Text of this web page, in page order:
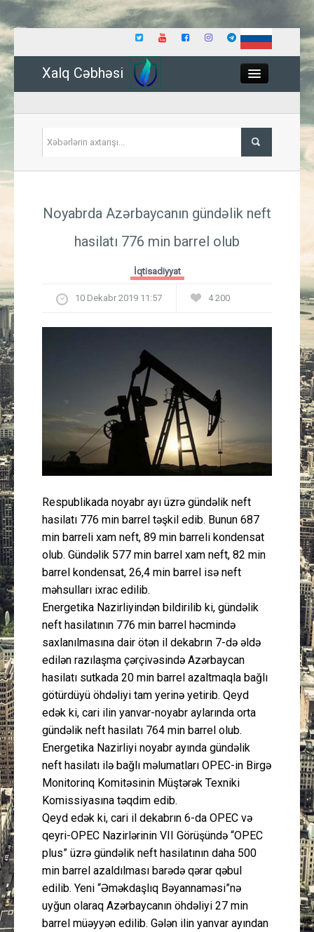
Xalq Cəbhəsi
İqtisadiyyat
Güney Azərbaycan
Müsahibə
İdman
Gündəm
Əlaqə
Noyabrda Azərbaycanın gündəlik neft
hasilatı 776 min barrel olub
İqtisadiyyat
10 Dekabr 2019 11:57 4 200
Respublikada noyabr ayı üzrə gündəlik neft
hasilatı 776 min barrel təşkil edib. Bunun 687
min barreli xam neft, 89 min barreli kondensat
olub. Gündəlik 577 min barrel xam neft, 82 min
barrel kondensat, 26,4 min barrel isə neft
məhsulları ixrac edilib.
Energetika Nazirliyindən bildirilib ki, gündəlik
neft hasilatının 776 min barrel həcmində
saxlanılmasına dair ötən il dekabrın 7-də əldə
edilən razılaşma çərçivəsində Azərbaycan
hasilatı sutkada 20 min barrel azaltmaqla bağlı
götürdüyü öhdəliyi tam yerinə yetirib. Qeyd
edək ki, cari ilin yanvar-noyabr aylarında orta
gündəlik neft hasilatı 764 min barrel olub.
Energetika Nazirliyi noyabr ayında gündəlik
neft hasilatı ilə bağlı məlumatları OPEC-in Birgə
Monitorinq Komitəsinin Müştərək Texniki
Komissiyasına təqdim edib.
Qeyd edək ki, cari il dekabrın 6-da OPEC və
qeyri-OPEC Nazirlərinin VII Görüşündə “OPEC
plus” üzrə gündəlik neft hasilatının daha 500
min barrel azaldılması barədə qərar qəbul
edilib. Yeni “Əməkdaşlıq Bəyannaməsi”nə
uyğun olaraq Azərbaycanın öhdəliyi 27 min
barrel müəyyən edilib. Gələn ilin yanvar ayından